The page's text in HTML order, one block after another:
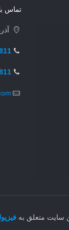
تماس
سایت متعلق به